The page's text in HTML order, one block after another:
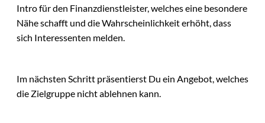
Intro für den Finanzdienstleister, welches eine besondere
Nähe schafft und die Wahrscheinlichkeit erhöht, dass
sich Interessenten melden.
Im nächsten Schritt präsentierst Du ein Angebot, welches
die Zielgruppe nicht ablehnen kann.